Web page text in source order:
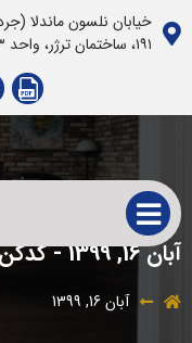
خیابان نلسون ماندلا
١٩١، ساختمان ترژر، واحد ٣٠٣
آبان 16, 1399 - کدکن
آبان 16, 1399